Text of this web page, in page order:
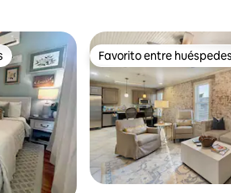
huéspedes Favorito entre
Favorito entre huéspedes